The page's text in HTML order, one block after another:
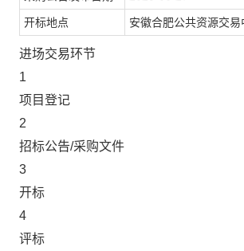
开标地点 安徽合肥公共资源交易
进场交易环节
1
项目登记
2
招标公告/采购文件
3
开标
4
评标